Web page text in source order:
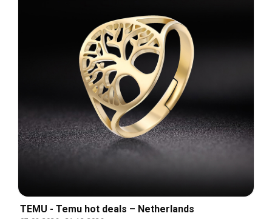
TEMU - Temu hot deals – Netherlands